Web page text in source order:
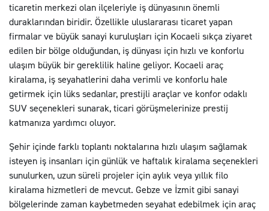
ticaretin merkezi olan ilçeleriyle iş dünyasının önemli
duraklarından biridir. Özellikle uluslararası ticaret yapan
firmalar ve büyük sanayi kuruluşları için Kocaeli sıkça ziyaret
edilen bir bölge olduğundan, iş dünyası için hızlı ve konforlu
ulaşım büyük bir gereklilik haline geliyor. Kocaeli araç
kiralama, iş seyahatlerini daha verimli ve konforlu hale
getirmek için lüks sedanlar, prestijli araçlar ve konfor odaklı
SUV seçenekleri sunarak, ticari görüşmelerinize prestij
katmanıza yardımcı oluyor.
Şehir içinde farklı toplantı noktalarına hızlı ulaşım sağlamak
isteyen iş insanları için günlük ve haftalık kiralama seçenekleri
sunulurken, uzun süreli projeler için aylık veya yıllık filo
kiralama hizmetleri de mevcut. Gebze ve İzmit gibi sanayi
bölgelerinde zaman kaybetmeden seyahat edebilmek için araç